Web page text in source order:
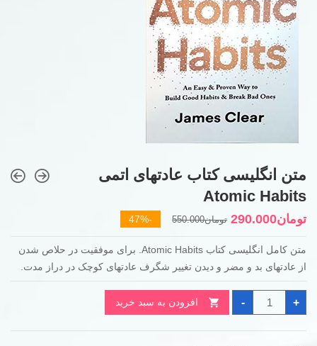
متن انگلیسی کتاب عادتهای اتمی
Atomic Habits
تومان550.000قیمت
تومان550.000
بود.
تومان290.000
قیمت
تومان290.000
است.
متن کامل انگلیسی کتاب Atomic Habits. برای موفقیت در حلاص شدن
از عادتهای بد و مضر و دیدن تغییر شگرف عادتهای کوچک در دراز مدت.
-
متن
انگلیسی
کتاب
اتمی
+ افزودن به سبد خرید